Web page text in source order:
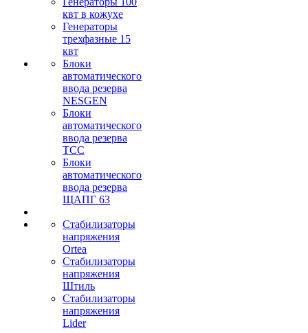
квт в кожухе
Генераторы
трехфазные 15
квт
Блоки
автоматического
ввода резерва
NESGEN
Блоки
автоматического
ввода резерва
ТСС
Блоки
автоматического
ввода резерва
ЩАПГ 63
Стабилизаторы
напряжения
Ortea
Стабилизаторы
напряжения
Штиль
Стабилизаторы
напряжения
Lider